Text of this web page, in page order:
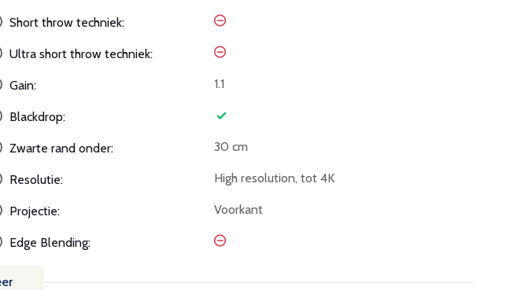
Short throw techniek:
Ultra short throw techniek:
Gain: 1.1
Blackdrop:
Zwarte rand onder: 30 cm
Resolutie: High resolution, tot 4K
Projectie: Voorkant
Edge Blending: